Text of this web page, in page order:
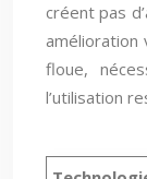
créent pas
amélioration
floue,
l’utilisation